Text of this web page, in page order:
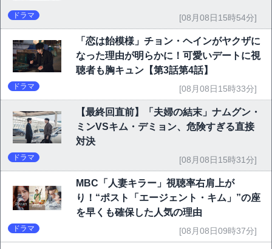
ドラマ [08月08日15時54分]
「恋は飴模様」チョン・ヘインがヤクザに
なった理由が明らかに！可愛いデートに視
聴者も胸キュン【第3話第4話】
ドラマ [08月08日15時33分]
【最終回直前】「夫婦の結末」ナムグン・
ミンVSキム・デミョン、危険すぎる直接
対決
ドラマ [08月08日15時31分]
MBC「人妻キラー」視聴率右肩上が
り！“ポスト「エージェント・キム」”の座
を早くも確保した人気の理由
ドラマ [08月08日09時37分]